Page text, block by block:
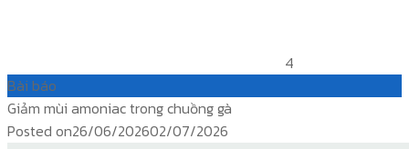
4
Bài báo
Giảm mùi amoniac trong chuồng gà
Posted on26/06/202602/07/2026